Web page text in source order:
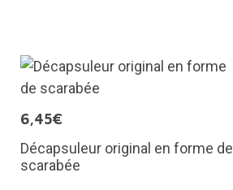
6,45€
Décapsuleur original en forme de
scarabée